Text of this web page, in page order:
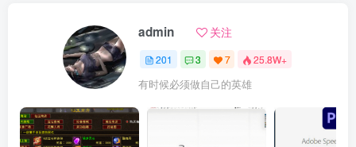
admin 关注
201 3 7 25.8W+
有时候必须做自己的英雄